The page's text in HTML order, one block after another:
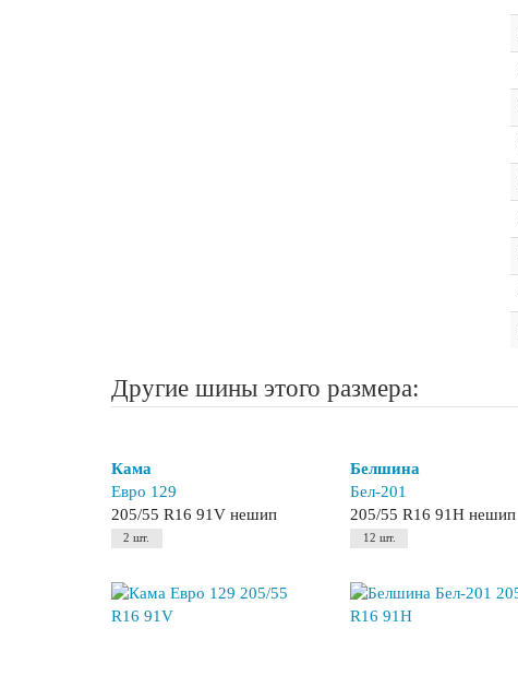
Другие шины этого размера:
Кама
Евро 129
205/55 R16 91V нешип
2 шт.
Белшина
Бел-201
205/55 R16 91H нешип
12 шт.